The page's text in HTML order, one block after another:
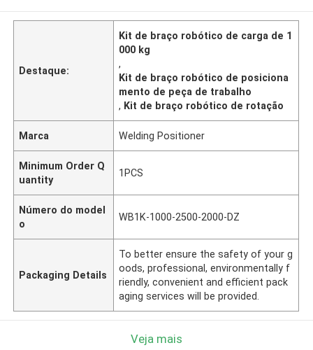
Destaque:
Kit de braço robótico de carga de 1
000 kg
,
Kit de braço robótico de posiciona
mento de peça de trabalho
, Kit de braço robótico de rotação
Marca Welding Positioner
Minimum Order Q
uantity
1PCS
Número do model
o
WB1K-1000-2500-2000-DZ
Packaging Details
To better ensure the safety of your g
oods, professional, environmentally f
riendly, convenient and efficient pack
aging services will be provided.
Veja mais